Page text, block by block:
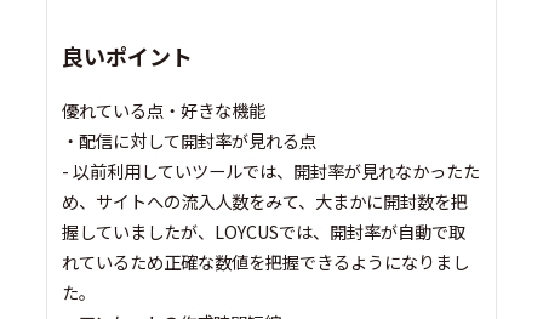
良いポイント
優れている点・好きな機能
・配信に対して開封率が見れる点
- 以前利用していツールでは、開封率が見れなかったた
め、サイトへの流入人数をみて、大まかに開封数を把
握していましたが、LOYCUSでは、開封率が自動で取
れているため正確な数値を把握できるようになりまし
た。